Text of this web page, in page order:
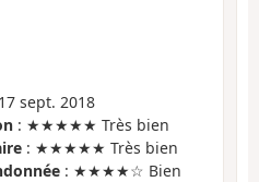
sept. 2018
: ★★★★★ Très bien
: ★★★★★ Très bien
: ★★★★☆ Bien